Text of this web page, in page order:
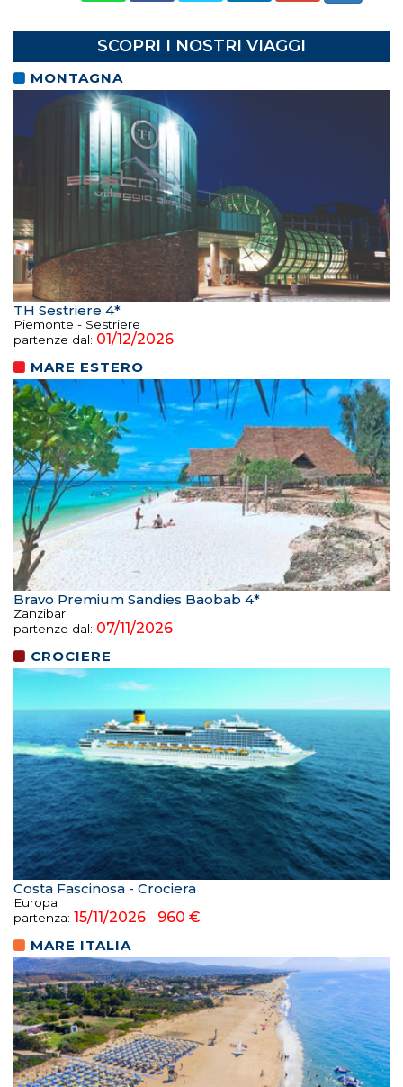
SCOPRI I NOSTRI VIAGGI
MONTAGNA
TH Sestriere 4*
Piemonte - Sestriere
partenze dal: 01/12/2026
MARE ESTERO
Bravo Premium Sandies Baobab 4*
Zanzibar
partenze dal: 07/11/2026
CROCIERE
Costa Fascinosa - Crociera
Europa
partenza: 15/11/2026 - 960 €
MARE ITALIA